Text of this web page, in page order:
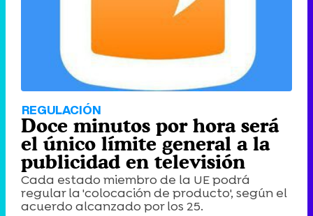
REGULACIÓN
Doce minutos por hora será
el único límite general a la
publicidad en televisión
Cada estado miembro de la UE podrá
regular la 'colocación de producto', según el
acuerdo alcanzado por los 25.